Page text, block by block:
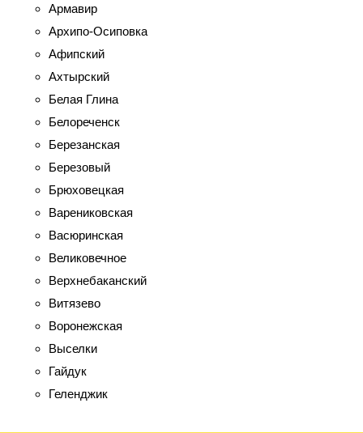
Армавир
Архипо-Осиповка
Афипский
Ахтырский
Белая Глина
Белореченск
Березанская
Березовый
Брюховецкая
Варениковская
Васюринская
Великовечное
Верхнебаканский
Витязево
Воронежская
Выселки
Гайдук
Геленджик